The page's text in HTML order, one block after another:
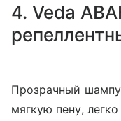
4. Veda
Прозрачный
мягкую пену,